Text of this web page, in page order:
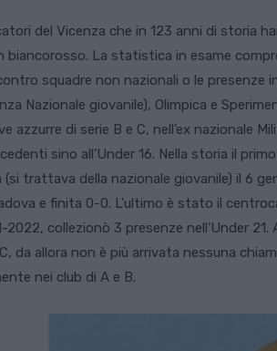
del Vicenza che in 123 anni di storia
biancorosso. La statistica in esame
squadre non nazionali o le presenze
Nazionale giovanile), Olimpica e
azzurre di serie B e C, nell’ex nazionale
sino all’Under 16. Nella storia il
(si trattava della nazionale giovanile) il 6
e finita 0-0. L’ultimo è stato il
2022, collezionò 3 presenze nell’Under
da allora non è più arrivata nessuna
nei club di A e B.